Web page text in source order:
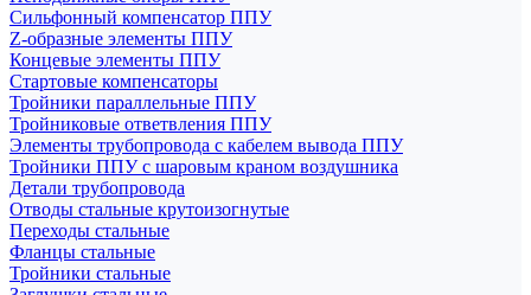
Cильфонный компенсатор ППУ
Z-образные элементы ППУ
Концевые элементы ППУ
Стартовые компенсаторы
Тройники параллельные ППУ
Тройниковые ответвления ППУ
Элементы трубопровода с кабелем вывода ППУ
Тройники ППУ с шаровым краном воздушника
Детали трубопровода
Отводы стальные крутоизогнутые
Переходы стальные
Фланцы стальные
Тройники стальные